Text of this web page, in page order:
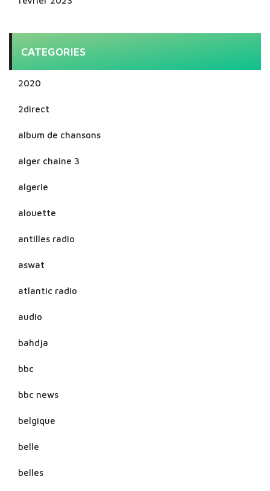
CATEGORIES
2020
2direct
album de chansons
alger chaine 3
algerie
alouette
antilles radio
aswat
atlantic radio
audio
bahdja
bbc
bbc news
belgique
belle
belles